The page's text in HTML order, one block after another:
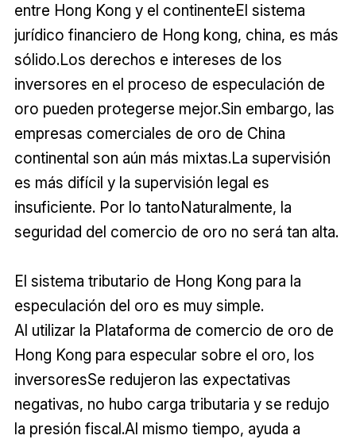
entre Hong Kong y el continenteEl sistema
jurídico financiero de Hong kong, china, es más
sólido.Los derechos e intereses de los
inversores en el proceso de especulación de
oro pueden protegerse mejor.Sin embargo, las
empresas comerciales de oro de China
continental son aún más mixtas.La supervisión
es más difícil y la supervisión legal es
insuficiente. Por lo tantoNaturalmente, la
seguridad del comercio de oro no será tan alta.
El sistema tributario de Hong Kong para la
especulación del oro es muy simple.
Al utilizar la Plataforma de comercio de oro de
Hong Kong para especular sobre el oro, los
inversoresSe redujeron las expectativas
negativas, no hubo carga tributaria y se redujo
la presión fiscal.Al mismo tiempo, ayuda a